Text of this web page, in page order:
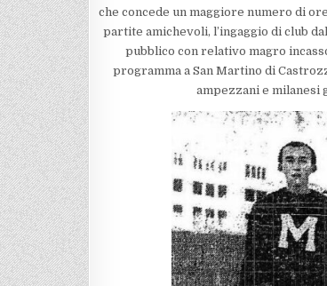
che concede un maggiore numero di
partite amichevoli, l’ingaggio di club
pubblico con relativo magro
programma a San Martino di
ampezzani e milanesi